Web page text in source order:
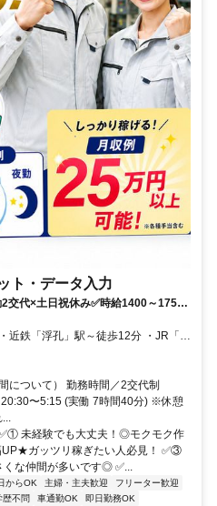
ト・データ入力
交代×土日祝休み✅️時給1400～1750
イク通勤ok 車通
■交通費全額支給 ■交通費支給
■無料駐輪場完備 ■公共交通機関、
について） 勤務時間／2交代制
〜5:15 (実働 7時間40分) ※休憩
未経験でも大丈夫！◎モクモク作
ガッツリ稼ぎたい人必見！ ✅️③
な仲間が多いです◎ ✅️...
からOK 主婦・主夫歓迎
フリーター歓迎
歴不問 車通勤OK
即日勤務OK